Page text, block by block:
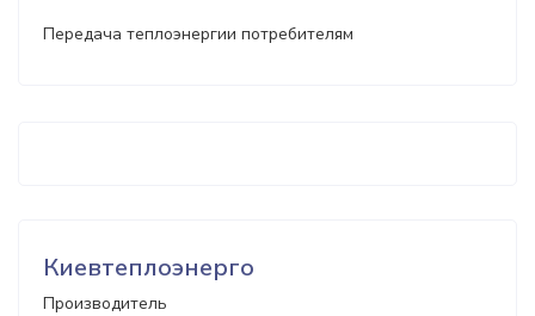
Передача теплоэнергии потребителям
Киевтеплоэнерго
Производитель